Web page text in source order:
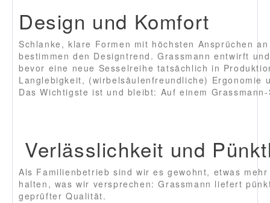
Design und Komfort
Schlanke, klare Formen mit höchsten Ansprüchen
bestimmen den Designtrend. Grassmann entwirft
bevor eine neue Sesselreihe tatsächlich in
Langlebigkeit, (wirbelsäulenfreundliche) Ergonomie
Das Wichtigste ist und bleibt: Auf einem
Verlässlichkeit und
Als Familienbetrieb sind wir es gewohnt, etwas
halten, was wir versprechen: Grassmann liefert
geprüfter Qualität.